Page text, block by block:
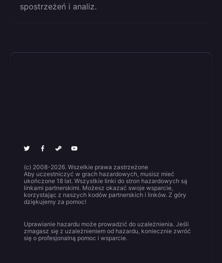
spostrzeżeń i analiz.
(c) 2008-2026. Wszelkie prawa zastrzeżone
Aby uczestniczyć w grach hazardowych, musisz mieć
ukończone 18 lat. Wszystkie linki do stron hazardowych są
linkami partnerskimi. Możesz okazać swoje wsparcie,
korzystając z naszych kodów partnerskich i linków. Z góry
dziękujemy za pomoc!
Uprawianie hazardu może prowadzić do uzależnienia. Jeśli
zmagasz się z uzależnieniem od hazardu, koniecznie zwróć
się o profesjonalną pomoc i wsparcie.